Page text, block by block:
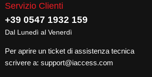
Servizio Clienti
+39 0547 1932 159
Dal Lunedì al Venerdì
Per aprire un ticket di assistenza tecnica
scrivere a: support@iaccess.com